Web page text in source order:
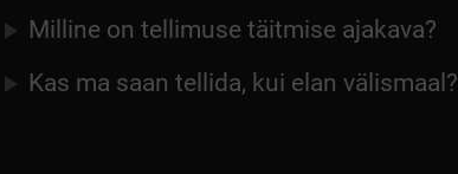
Milline on tellimuse täitmise ajakava?
Kas ma saan tellida, kui elan välismaal?